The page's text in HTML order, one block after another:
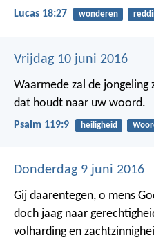
Lucas 18:27 wonderen
Vrijdag 10 juni 2016
Waarmede zal de jongeling
dat houdt naar uw woord.
Psalm 119:9 heiligheid
Donderdag 9 juni 2016
Gij daarentegen, o mens
doch jaag naar
volharding en